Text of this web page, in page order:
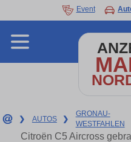
Event
❯ AUTOS ❯
GRONAU-
WESTFAHLEN
Citroën C5 Aircross